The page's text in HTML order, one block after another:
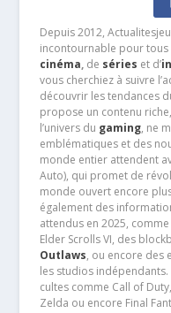
Depuis 2012,
incontournable pour tous
cinéma,de séries et d’
vous cherchiez à suivre
découvrir les tendances
propose un contenu
l’univers du gaming, ne
emblématiques et des
monde entier attendent
Auto), qui promet de
monde ouvert encore
également des
attendus en 2025,
Elder Scrolls VI, des
Outlaws, ou encore des
les studios
cultes comme Call of
Zelda ou encore Final